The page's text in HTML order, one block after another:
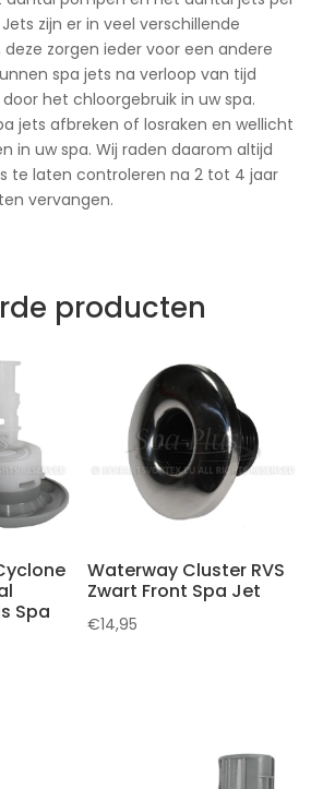
zijn er in veel verschillende
zorgen ieder voor een andere
spa jets na verloop van tijd
het chloorgebruik in uw spa.
jets afbreken of losraken en wellicht
in uw spa. Wij raden daarom altijd
te laten controleren na 2 tot 4 jaar
vervangen.
producten
Spa
Waterway Cluster RVS
Zwart Front Spa Jet
€14,95